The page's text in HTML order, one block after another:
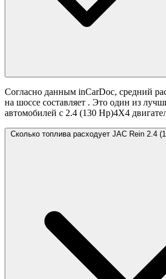
Согласно данным inCarDoc, средний
на шоссе составляет . Это один из
автомобилей с 2.4 (130 Hp)4X4
Сколько топлива расходует JAC Rein 2.4